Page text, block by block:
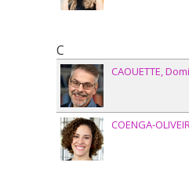
C
CAOUETTE
COENGA-